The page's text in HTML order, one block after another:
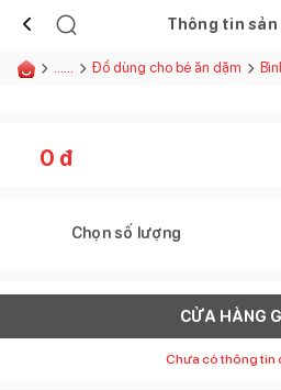
Thông tin sản
...... Đồ dùng cho bé ăn dặm
0 đ
Chọn số lượng
CỬA HÀNG
Chưa có thông tin